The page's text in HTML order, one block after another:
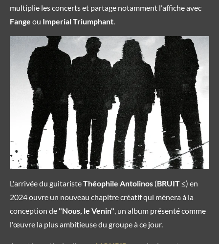
multiplie les concerts et partage notamment l'affiche avec
Fange ou Imperial Triumphant.
L'arrivée du guitaristeThéophile Antolinos (BRUIT ≤) en
2024 ouvre un nouveau chapitre créatif qui mènera à la
conception de "Nous, le Venin", un album présenté comme
l'œuvre la plus ambitieuse du groupe à ce jour.